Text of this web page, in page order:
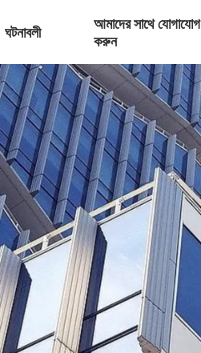
ঘটনাবলী
আমাদের সাথে যোগাযোগ
করুন